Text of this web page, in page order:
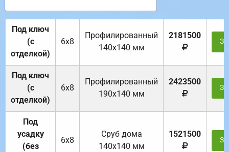
Под ключ
(с
отделкой)
6х8
Профилированный
140х140 мм
2181500
Под ключ
(с
отделкой)
6х8
Профилированный
190х140 мм
2423500
Под
усадку
(без
6х8
Cруб дома
140х140 мм
1521500